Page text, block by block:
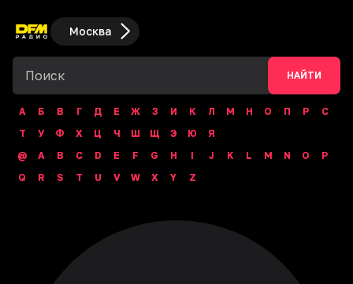
Москва
НАЙТИ
А Б В Г Д Е Ж З И К Л М Н О П Р
С
Т
У Ф Х Ц Ч Ш Щ Э Ю
Я
@
A B C D E F G H I J K L M N O
P
Q
R S T U V W X Y Z